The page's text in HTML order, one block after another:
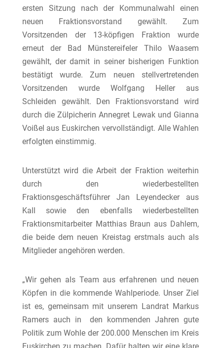
ersten Sitzung nach der Kommunalwahl einen
neuen Fraktionsvorstand gewählt. Zum
Vorsitzenden der 13-köpfigen Fraktion wurde
erneut der Bad Münstereifeler Thilo Waasem
gewählt, der damit in seiner bisherigen Funktion
bestätigt wurde. Zum neuen stellvertretenden
Vorsitzenden wurde Wolfgang Heller aus
Schleiden gewählt. Den Fraktionsvorstand wird
durch die Zülpicherin Annegret Lewak und Gianna
Voißel aus Euskirchen vervollständigt. Alle Wahlen
erfolgten einstimmig.
Unterstützt wird die Arbeit der Fraktion weiterhin
durch den wiederbestellten
Fraktionsgeschäftsführer Jan Leyendecker aus
Kall sowie den ebenfalls wiederbestellten
Fraktionsmitarbeiter Matthias Braun aus Dahlem,
die beide dem neuen Kreistag erstmals auch als
Mitglieder angehören werden.
„Wir gehen als Team aus erfahrenen und neuen
Köpfen in die kommende Wahlperiode. Unser Ziel
ist es, gemeinsam mit unserem Landrat Markus
Ramers auch in
den kommenden Jahren gute
Politik zum Wohle der 200.000 Menschen im Kreis
Euskirchen zu machen. Dafür halten wir eine klare